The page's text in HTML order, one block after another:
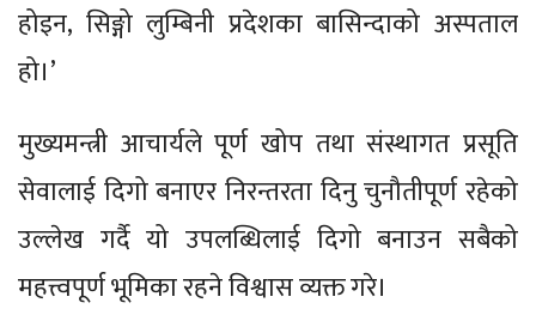
होइन, सिङ्गो लुम्बिनी प्रदेशका बासिन्दाको अस्पताल
हो।’
मुख्यमन्त्री आचार्यले पूर्ण खोप तथा संस्थागत प्रसूति
सेवालाई दिगो बनाएर निरन्तरता दिनु चुनौतीपूर्ण रहेको
उल्लेख गर्दै यो उपलब्धिलाई दिगो बनाउन सबैको
महत्त्वपूर्ण भूमिका रहने विश्वास व्यक्त गरे।